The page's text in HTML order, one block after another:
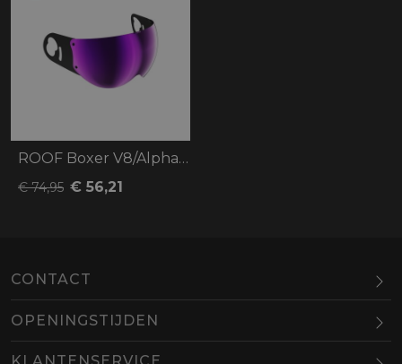
ROOF Boxer V8/Alpha Visor
€ 74,95 € 56,21
CONTACT
OPENINGSTIJDEN
Maandag